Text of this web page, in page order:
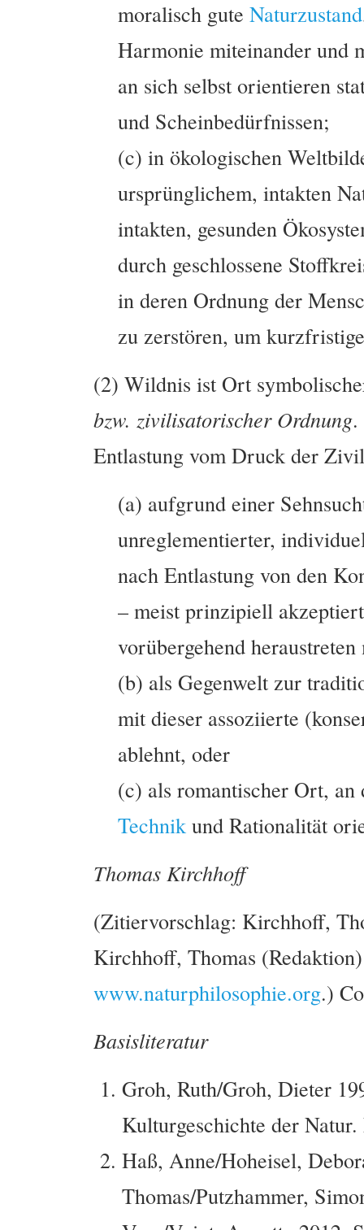
moralisch gute Naturzustand
Harmonie miteinander und
an sich selbst orientieren
und Scheinbedürfnissen;
(c) in ökologischen
ursprünglichem, intakten
intakten, gesunden
durch geschlossene
in deren Ordnung der
zu zerstören, um
(2) Wildnis ist Ort
bzw. zivilisatorischer Ordnung
Entlastung vom Druck der
(a) aufgrund einer
unreglementierter,
nach Entlastung von den
– meist prinzipiell
vorübergehend
(b) als Gegenwelt zur
mit dieser assoziierte
ablehnt, oder
(c) als romantischer Ort,
Technik und Rationalität
Thomas Kirchhoff
(Zitiervorschlag: Kirchhoff,
Kirchhoff, Thomas
www.naturphilosophie.org.)
Basisliteratur
Groh, Ruth/Groh, Dieter
Kulturgeschichte der
Haß, Anne/Hoheisel,
Thomas/Putzhammer,